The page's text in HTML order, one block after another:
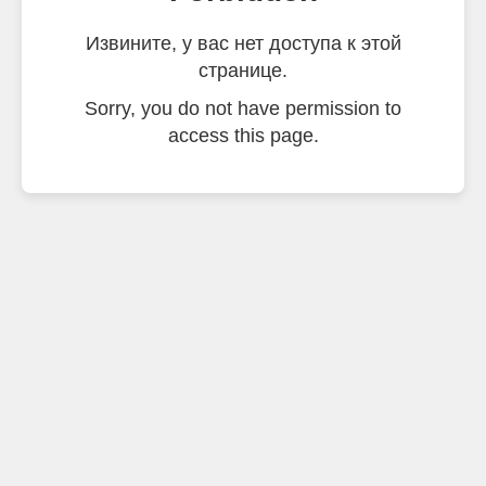
Извините, у вас нет доступа к этой
странице.
Sorry, you do not have permission to
access this page.